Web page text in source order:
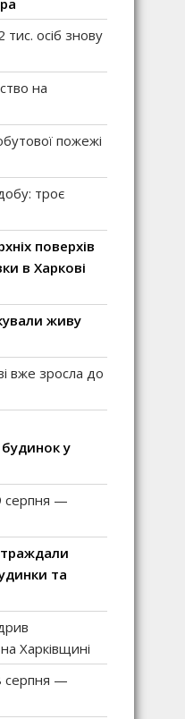
осіб знову
на
пожежі
троє
поверхів
в Харкові
живу
вже зросла до
у
серпня —
та
Харківщині
серпня —